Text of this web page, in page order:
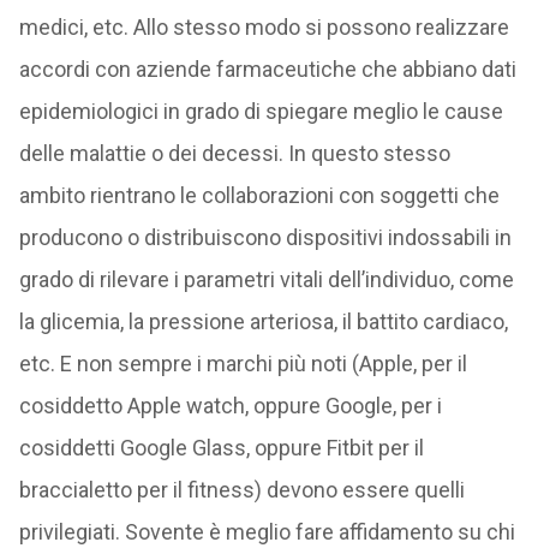
medici, etc. Allo stesso modo si possono realizzare
accordi con aziende farmaceutiche che abbiano dati
epidemiologici in grado di spiegare meglio le cause
delle malattie o dei decessi. In questo stesso
ambito rientrano le collaborazioni con soggetti che
producono o distribuiscono dispositivi indossabili in
grado di rilevare i parametri vitali dell’individuo, come
la glicemia, la pressione arteriosa, il battito cardiaco,
etc. E non sempre i marchi più noti (Apple, per il
cosiddetto Apple watch, oppure Google, per i
cosiddetti Google Glass, oppure Fitbit per il
braccialetto per il fitness) devono essere quelli
privilegiati. Sovente è meglio fare affidamento su chi